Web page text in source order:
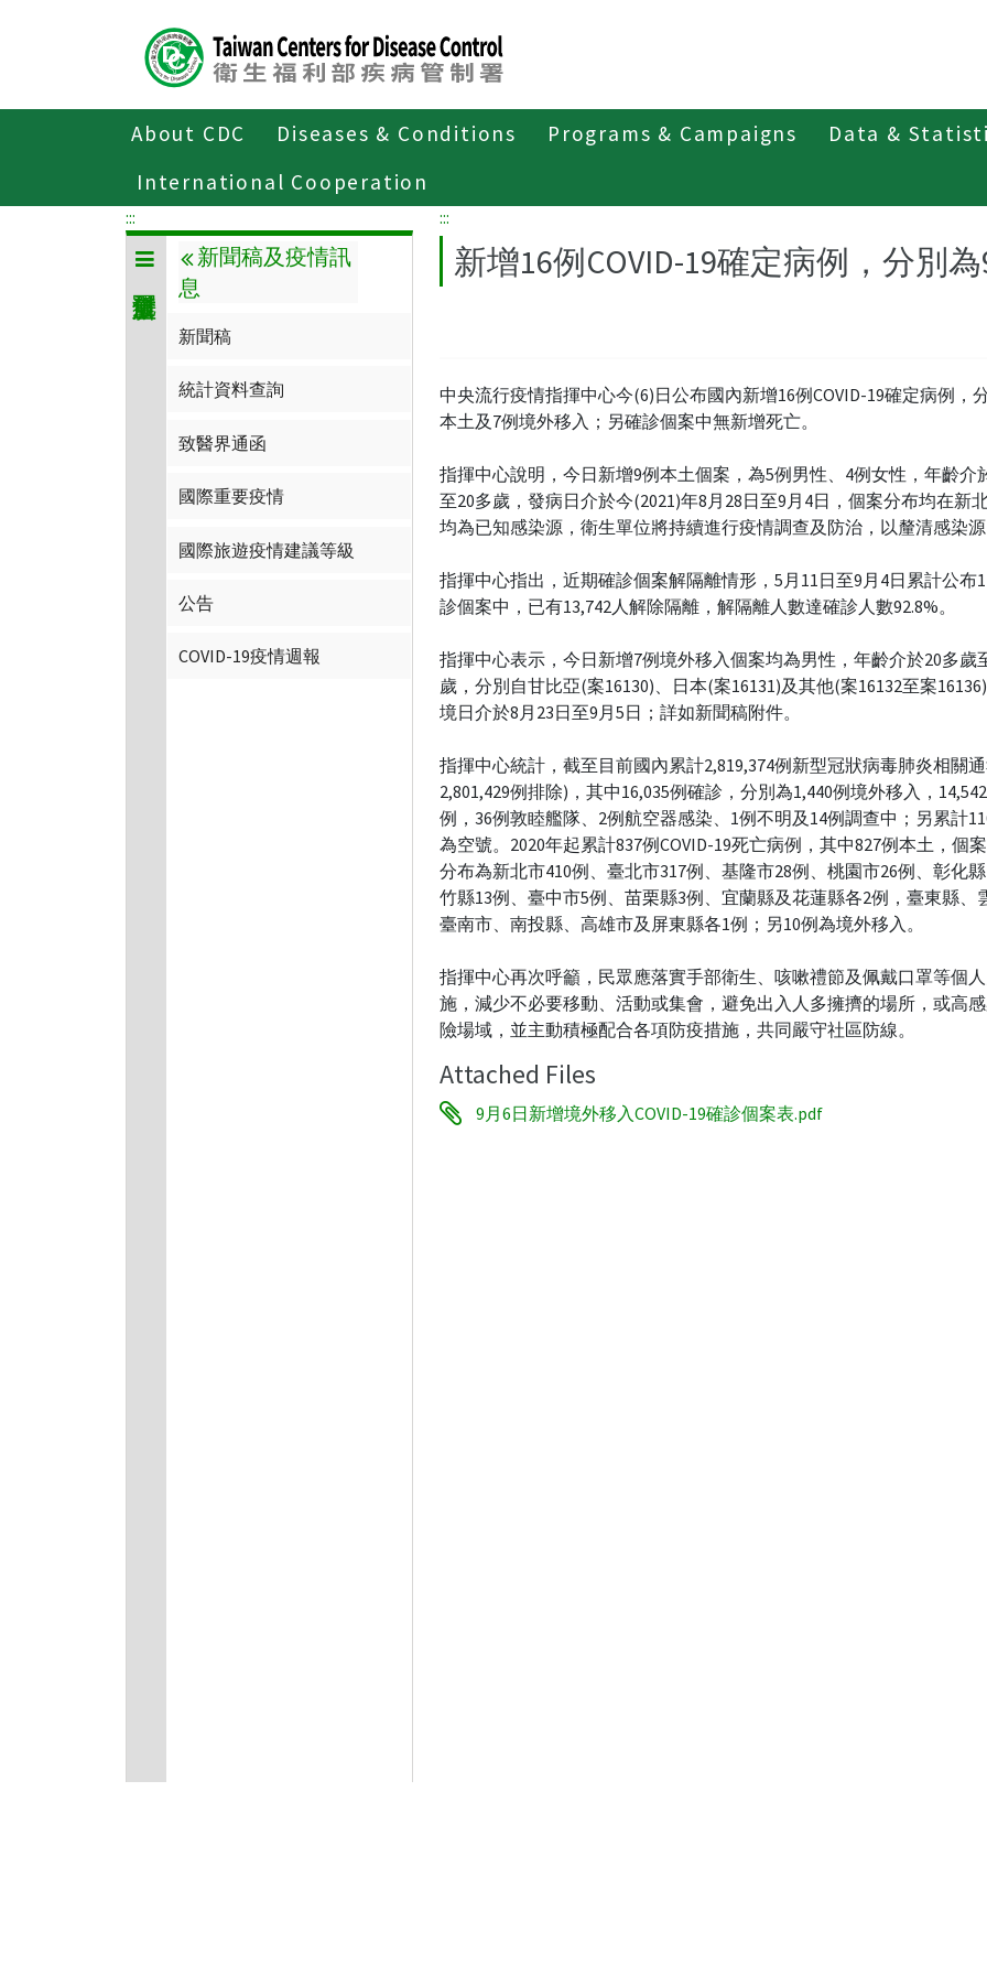
About CDC Diseases & Conditions Programs & Campaigns
Data &
International Cooperation
傳染病與防疫專題
:::
新聞稿及疫情訊
息
新聞稿
統計資料查詢
致醫界通函
國際重要疫情
國際旅遊疫情建議等級
公告
COVID-19疫情週報
:::
新增16例COVID-19確定病例，分別
中央流行疫情指揮中心今(6)日公布國內新增16例COVID-19確定病例，
本土及7例境外移入；另確診個案中無新增死亡。
指揮中心說明，今日新增9例本土個案，為5例男性、4例女性，年齡介
至20多歲，發病日介於今(2021)年8月28日至9月4日，個案分布均在新
均為已知感染源，衛生單位將持續進行疫情調查及防治，以釐清感染
指揮中心指出，近期確診個案解隔離情形，5月11日至9月4日累計公布
診個案中，已有13,742人解除隔離，解隔離人數達確診人數92.8%。
指揮中心表示，今日新增7例境外移入個案均為男性，年齡介於20多歲
歲，分別自甘比亞(案16130)、日本(案16131)及其他(案16132至案
境日介於8月23日至9月5日；詳如新聞稿附件。
指揮中心統計，截至目前國內累計2,819,374例新型冠狀病毒肺炎相關
2,801,429例排除)，其中16,035例確診，分別為1,440例境外移入，
例，36例敦睦艦隊、2例航空器感染、1例不明及14例調查中；另累計
為空號。2020年起累計837例COVID-19死亡病例，其中827例本土，個
分布為新北市410例、臺北市317例、基隆市28例、桃園市26例、彰化
竹縣13例、臺中市5例、苗栗縣3例、宜蘭縣及花蓮縣各2例，臺東縣、
臺南市、南投縣、高雄市及屏東縣各1例；另10例為境外移入。
指揮中心再次呼籲，民眾應落實手部衛生、咳嗽禮節及佩戴口罩等個
施，減少不必要移動、活動或集會，避免出入人多擁擠的場所，或高
險場域，並主動積極配合各項防疫措施，共同嚴守社區防線。
Attached Files
9月6日新增境外移入COVID-19確診個案表.pdf